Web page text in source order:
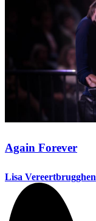
Again Forever
Lisa Vereertbrugghen